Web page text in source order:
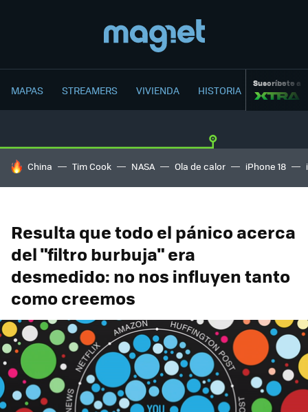
MAPAS STREAMERS VIVIENDA HISTORIA Suscríbete a
HOY SE HABLA DE
China Tim Cook NASA Ola de calor iPhone 18
Resulta que todo el pánico acerca
del "filtro burbuja" era
desmedido: no nos influyen tanto
como creemos